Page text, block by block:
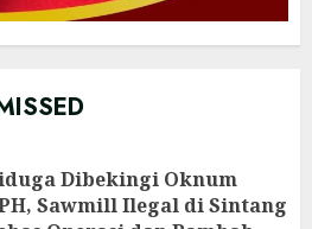
Dibekingi Oknum
Sawmill Ilegal di Sintang